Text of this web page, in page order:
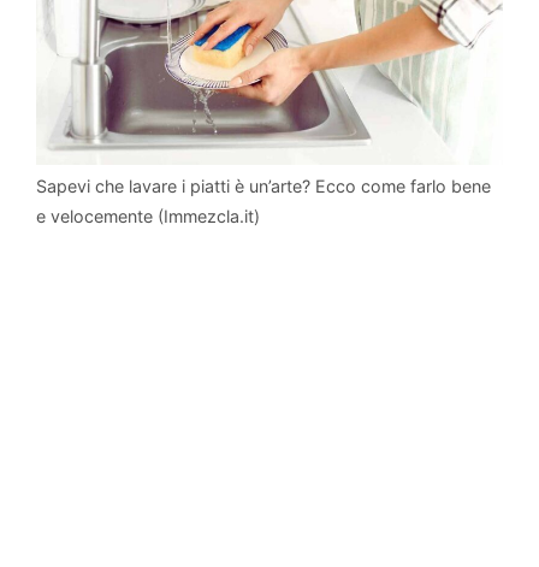
Sapevi che lavare i piatti è un’arte? Ecco come farlo bene
e velocemente (Immezcla.it)